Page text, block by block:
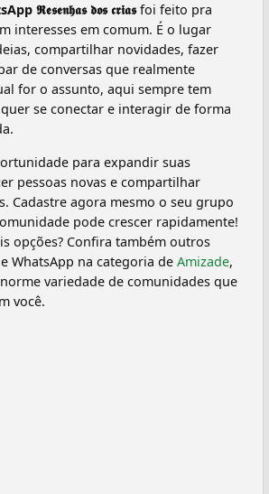
𝕽𝖊𝖘𝖊𝖓𝖍𝖆𝖘 𝖉𝖔𝖘 𝖈𝖗𝖎𝖆𝖘foi feito pra
interesses em comum. É o lugar
compartilhar novidades, fazer
de conversas que realmente
for o assunto, aqui sempre tem
se conectar e interagir de forma
para expandir suas
pessoas novas e compartilhar
Cadastre agora mesmo o seu grupo
pode crescer rapidamente!
opções? Confira também outros
WhatsApp na categoria de Amizade,
variedade de comunidades que
você.